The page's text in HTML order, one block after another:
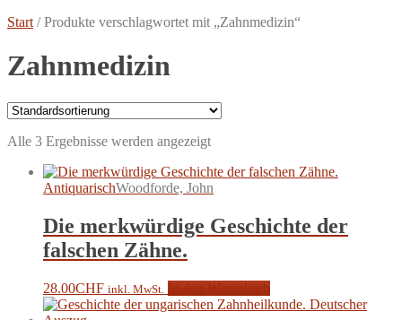
Start /Produkte verschlagwortet mit „Zahnmedizin“
Zahnmedizin
Alle 3 Ergebnisse werden angezeigt
AntiquarischWoodforde, John
Die merkwürdige Geschichte der
falschen Zähne.
28.00CHF inkl. MwSt.